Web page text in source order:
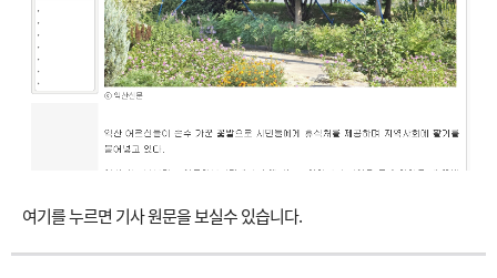
여기를 누르면 기사 원문을 보실수 있습니다.